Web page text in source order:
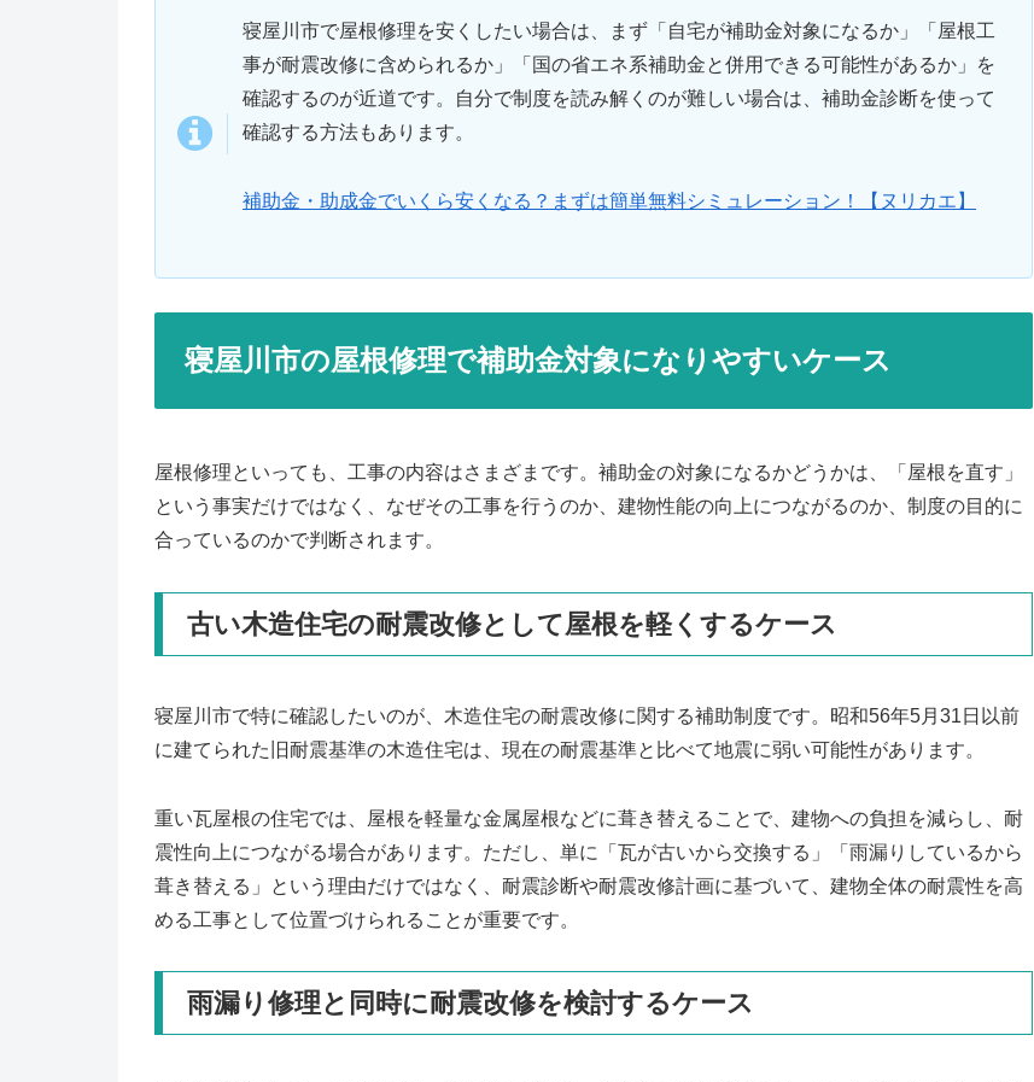
寝屋川市で屋根修理を安くしたい場合は、まず「自宅が補助金対象になるか」「屋根工
事が耐震改修に含められるか」「国の省エネ系補助金と併用できる可能性があるか」を
確認するのが近道です。自分で制度を読み解くのが難しい場合は、補助金診断を使って
確認する方法もあります。
補助金・助成金でいくら安くなる？まずは簡単無料シミュレーション！【ヌリカエ】
寝屋川市の屋根修理で補助金対象になりやすいケース
屋根修理といっても、工事の内容はさまざまです。補助金の対象になるかどうかは、「屋根を直す」
という事実だけではなく、なぜその工事を行うのか、建物性能の向上につながるのか、制度の目的に
合っているのかで判断されます。
古い木造住宅の耐震改修として屋根を軽くするケース
寝屋川市で特に確認したいのが、木造住宅の耐震改修に関する補助制度です。昭和56年5月31日以前
に建てられた旧耐震基準の木造住宅は、現在の耐震基準と比べて地震に弱い可能性があります。
重い瓦屋根の住宅では、屋根を軽量な金属屋根などに葺き替えることで、建物への負担を減らし、耐
震性向上につながる場合があります。ただし、単に「瓦が古いから交換する」「雨漏りしているから
葺き替える」という理由だけではなく、耐震診断や耐震改修計画に基づいて、建物全体の耐震性を高
める工事として位置づけられることが重要です。
雨漏り修理と同時に耐震改修を検討するケース